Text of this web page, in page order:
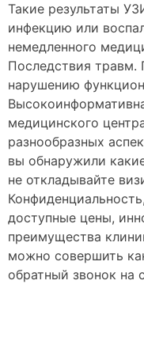
Такие результаты
инфекцию или
немедленного
Последствия травм.
нарушению
медицинского
разнообразных
вы обнаружили
не откладывайте
доступные цены,
преимущества
можно совершить
обратный звонок на